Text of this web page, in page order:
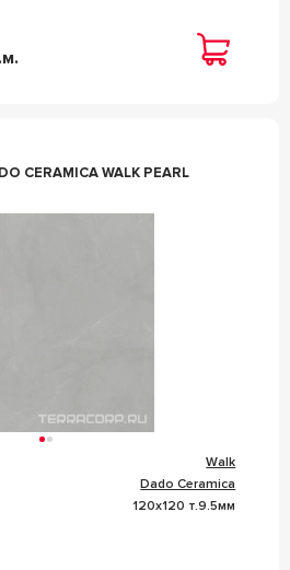
WALK PEARL
Walk
Dado Ceramica
120x120 т.9.5мм